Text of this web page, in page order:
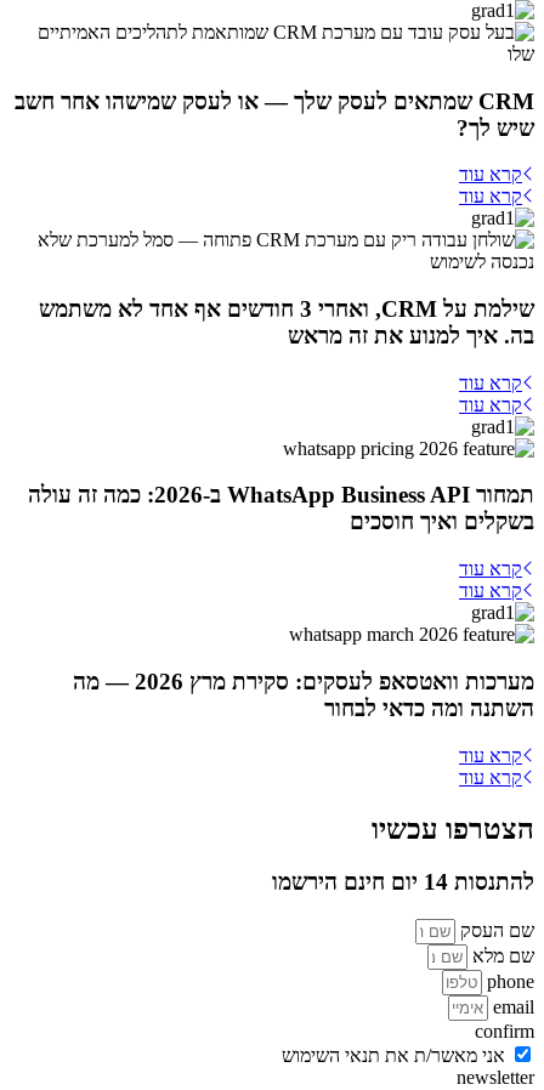
CRM שמתאים לעסק שלך — או לעסק שמישהו אחר חשב
שיש לך?
קרא עוד
קרא עוד
שילמת על CRM, ואחרי 3 חודשים אף אחד לא משתמש
בה. איך למנוע את זה מראש
קרא עוד
קרא עוד
תמחור WhatsApp Business API ב-2026: כמה זה עולה
בשקלים ואיך חוסכים
קרא עוד
קרא עוד
מערכות וואטסאפ לעסקים: סקירת מרץ 2026 — מה
השתנה ומה כדאי לבחור
קרא עוד
קרא עוד
הצטרפו עכשיו
להתנסות 14 יום חינם הירשמו
שם העסק
שם מלא
phone
email
confirm
אני מאשר/ת את תנאי השימוש
newsletter